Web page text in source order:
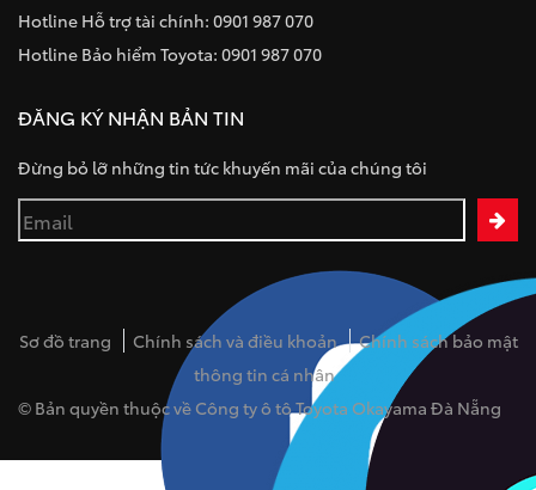
Hotline Hỗ trợ tài chính: 0901 987 070
Hotline Bảo hiểm Toyota: 0901 987 070
ĐĂNG KÝ NHẬN BẢN TIN
Đừng bỏ lỡ những tin tức khuyến mãi của chúng tôi
Sơ đồ trang Chính sách và điều khoản
Chính sách bảo mật
thông tin cá nhân
© Bản quyền thuộc về Công ty ô tô Toyota Okayama Đà Nẵng